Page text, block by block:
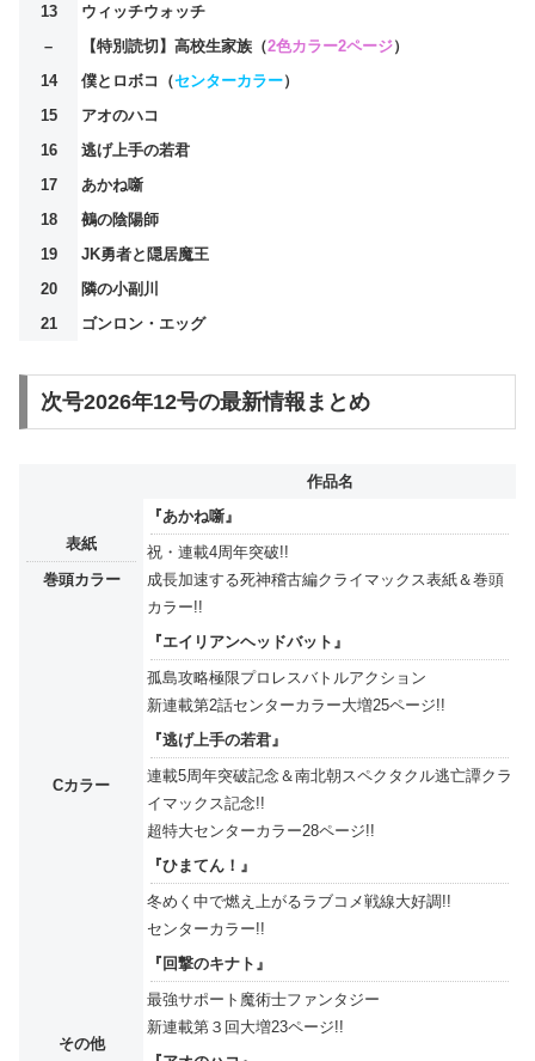
13
ウィッチウォッチ
–
【特別読切】高校生家族（2色カラー2ページ）
14
僕とロボコ（センターカラー）
15
アオのハコ
16
逃げ上手の若君
17
あかね噺
18
鵺の陰陽師
19
JK勇者と隠居魔王
20
隣の小副川
21
ゴンロン・エッグ
次号2026年12号の最新情報まとめ
作品名
表紙
巻頭カラー
『あかね噺』
祝・連載4周年突破!!
成長加速する死神稽古編クライマックス表紙＆巻頭
カラー!!
Cカラー
『エイリアンヘッドバット』
孤島攻略極限プロレスバトルアクション
新連載第2話センターカラー大増25ページ!!
『逃げ上手の若君』
連載5周年突破記念＆南北朝スペクタクル逃亡譚クラ
イマックス記念!!
超特大センターカラー28ページ!!
『ひまてん！』
冬めく中で燃え上がるラブコメ戦線大好調!!
センターカラー!!
その他
『回撃のキナト』
最強サポート魔術士ファンタジー
新連載第３回大増23ページ!!